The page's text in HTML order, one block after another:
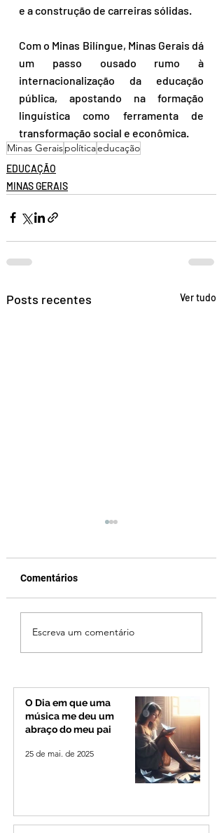
e a construção de carreiras sólidas.
Com o Minas Bilíngue, Minas Gerais dá
um passo ousado rumo à
internacionalização da educação
pública, apostando na formação
linguística como ferramenta de
transformação social e econômica.
Minas Geraispolíticaeducação
EDUCAÇÃO
MINAS GERAIS
Posts recentes Ver tudo
MPMG tenta barrar
gastos de R$ 1,8 milhão
com shows da Festa da
mineira de pouco mais
de 4 mil habitantes
Comentários
Escreva um comentário
O Dia em que uma
música me deu um
abraço do meu pai
25 de mai. de 2025